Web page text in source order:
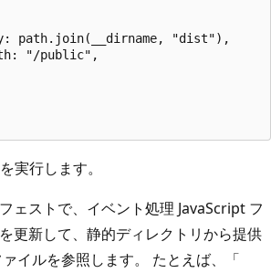
path.join(__dirname, "dist"),
"/public",
を実行します。
ェストで、イベント処理 JavaScript フ
更新して、静的ディレクトリから提供
イルを参照します。 たとえば、「